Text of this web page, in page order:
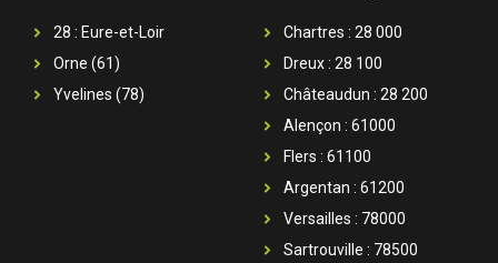
28 : Eure-et-Loir
Orne (61)
Yvelines (78)
Chartres : 28 000
Dreux : 28 100
Châteaudun : 28 200
Alençon : 61000
Flers : 61100
Argentan : 61200
Versailles : 78000
Sartrouville : 78500